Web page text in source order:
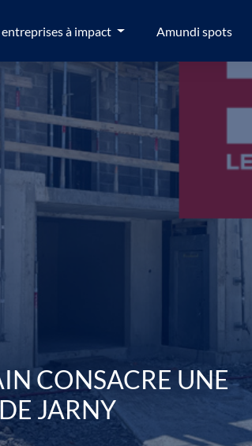
entreprises à impact Amundi spots
CONSACRE UNE
JARNY